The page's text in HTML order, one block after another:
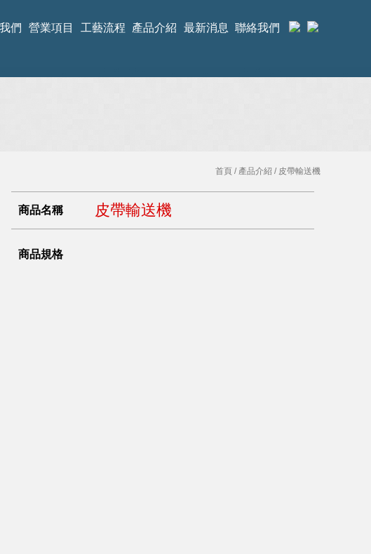
們 營業項目 工藝流程 產品介紹 最新消息 聯絡我們
首頁 / 產品介紹 / 皮帶輸送機
商品名稱 皮帶輸送機
商品規格